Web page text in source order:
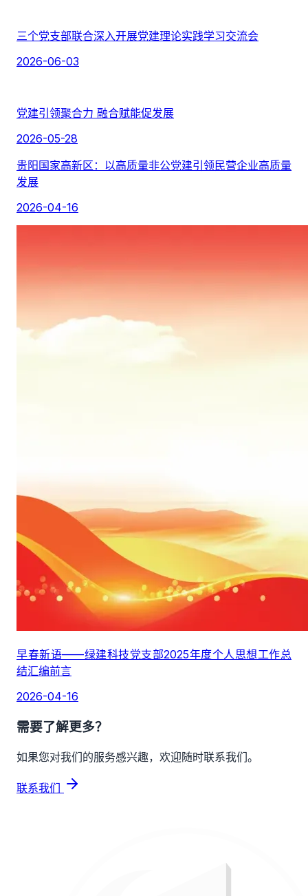
三个党支部联合深入开展党建理论实践学习交流会
2026-06-03
党建引领聚合力 融合赋能促发展
2026-05-28
贵阳国家高新区：以高质量非公党建引领民营企业高质量
发展
2026-04-16
早春新语——绿建科技党支部2025年度个人思想工作总
结汇编前言
2026-04-16
需要了解更多？
如果您对我们的服务感兴趣，欢迎随时联系我们。
联系我们